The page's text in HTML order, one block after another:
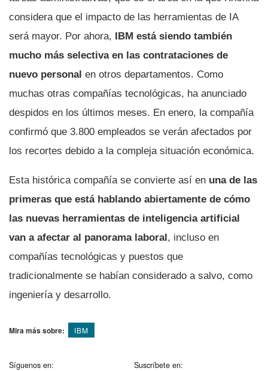
considera que el impacto de las herramientas de IA
será mayor. Por ahora, IBM está siendo también
mucho más selectiva en las contrataciones de
nuevo personal en otros departamentos. Como
muchas otras compañías tecnológicas, ha anunciado
despidos en los últimos meses. En enero, la compañía
confirmó que 3.800 empleados se verán afectados por
los recortes debido a la compleja situación económica.
Esta histórica compañía se convierte así en una de las
primeras que está hablando abiertamente de cómo
las nuevas herramientas de inteligencia artificial
van a afectar al panorama laboral, incluso en
compañías tecnológicas y puestos que
tradicionalmente se habían considerado a salvo, como
ingeniería y desarrollo.
Mira más sobre: IBM
Síguenos en: Suscríbete en: